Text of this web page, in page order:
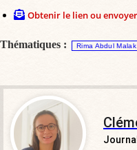
Obtenir le lien ou
Thématiques : Rima Abdul Malak